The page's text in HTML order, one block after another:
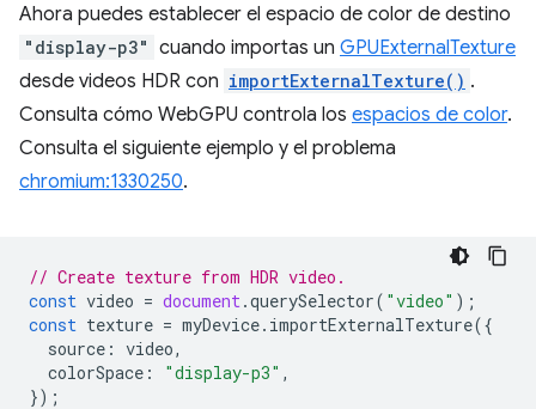
Ahora puedes establecer el espacio de color de destino
"display-p3" cuando importas un GPUExternalTexture
desde videos HDR con importExternalTexture() .
Consulta cómo WebGPU controla los espacios de color.
Consulta el siguiente ejemplo y el problema
chromium:1330250.
// Create texture from HDR video.
const video = document .querySelector( "video" );
const texture = myDevice. importExternalTexture({
source : video,
colorSpace : "display-p3" ,
});